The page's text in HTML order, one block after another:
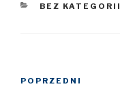
KATEGORIE
BEZ KATEGORII
Nawigacja
Poprzedni
POPRZEDNI